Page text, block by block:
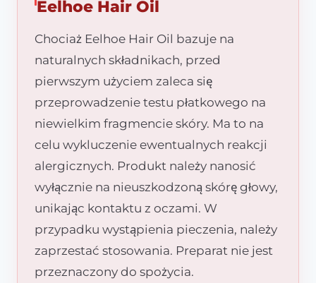
Eelhoe Hair Oil
Chociaż Eelhoe Hair Oil bazuje na
naturalnych składnikach, przed
pierwszym użyciem zaleca się
przeprowadzenie testu płatkowego na
niewielkim fragmencie skóry. Ma to na
celu wykluczenie ewentualnych reakcji
alergicznych. Produkt należy nanosić
wyłącznie na nieuszkodzoną skórę głowy,
unikając kontaktu z oczami. W
przypadku wystąpienia pieczenia, należy
zaprzestać stosowania. Preparat nie jest
przeznaczony do spożycia.